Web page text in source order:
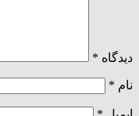
دیدگاه *
نام *